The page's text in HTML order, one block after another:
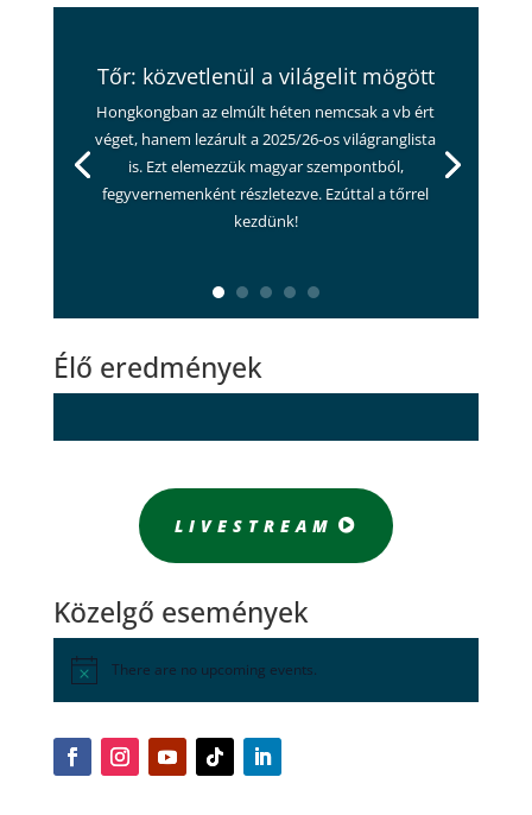
Tőr: közvetlenül a világelit mögött
Hongkongban az elmúlt héten nemcsak a vb ért
véget, hanem lezárult a 2025/26-os világranglista
is. Ezt elemezzük magyar szempontból,
fegyvernemenként részletezve. Ezúttal a tőrrel
kezdünk!
Élő eredmények
LIVESTREAM
Közelgő események
There are no upcoming events.